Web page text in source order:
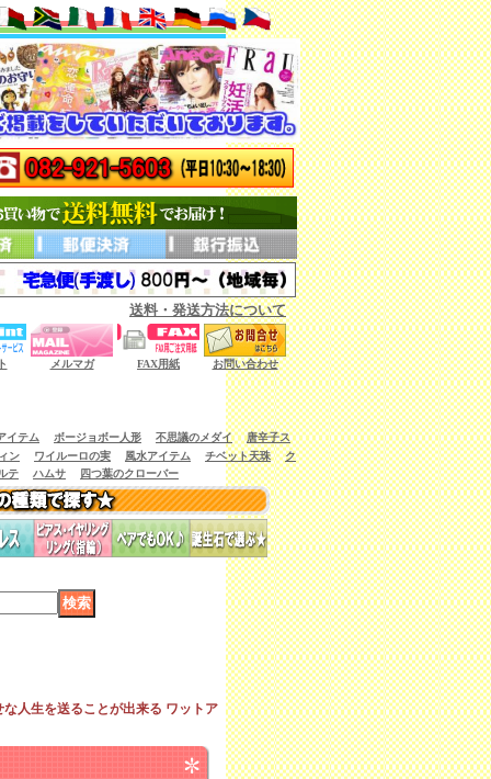
送料・発送方法について
メルマガ FAX用紙 お問い合わせ
イテム ボージョボー人形 不思議のメダイ
唐辛子ス
ン
ワイルーロの実 風水アイテム チベット天珠
ク
テ
ハムサ 四つ葉のクローバー
な人生を送ることが出来る ワットア